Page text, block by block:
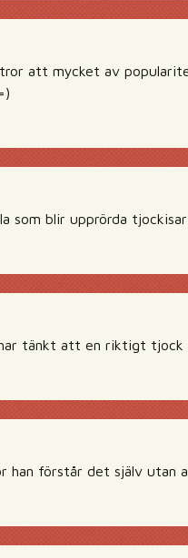
att mycket av
som blir upprörda tjockisar
tänkt att en riktigt tjock
han förstår det själv utan